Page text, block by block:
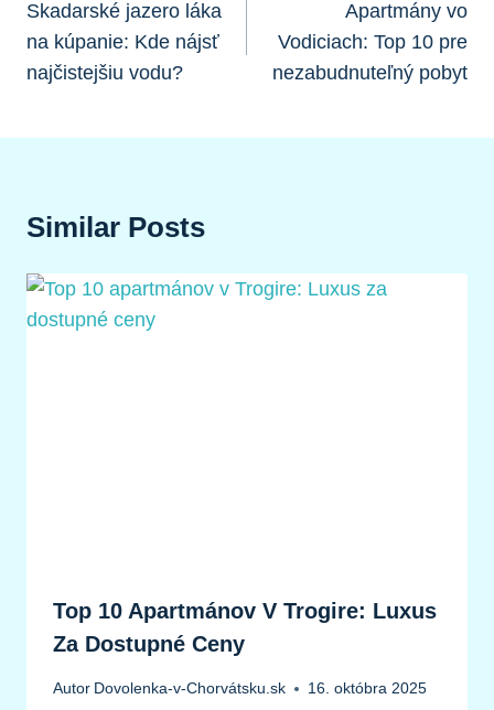
V
Článku
Skadarské jazero láka
na kúpanie: Kde nájsť
najčistejšiu vodu?
Apartmány vo
Vodiciach: Top 10 pre
nezabudnuteľný pobyt
Similar Posts
Top 10 Apartmánov V Trogire: Luxus
Za Dostupné Ceny
Autor Dovolenka-v-Chorvátsku.sk 16. októbra 2025